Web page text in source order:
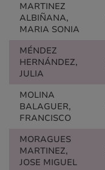
MARTINEZ
ALBIÑANA,
MARIA SONIA
MÉNDEZ
HERNÁNDEZ,
JULIA
MOLINA
BALAGUER,
FRANCISCO
MORAGUES
MARTINEZ,
JOSE MIGUEL